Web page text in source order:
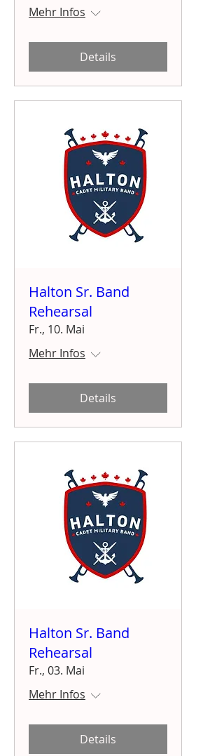
Mehr Infos
Details
Halton Sr. Band
Rehearsal
Fr., 10. Mai
Mehr Infos
Details
Halton Sr. Band
Rehearsal
Fr., 03. Mai
Mehr Infos
Details